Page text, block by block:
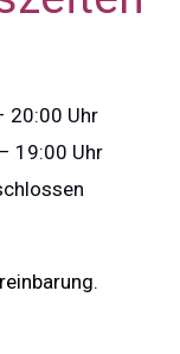
20:00 Uhr
19:00 Uhr